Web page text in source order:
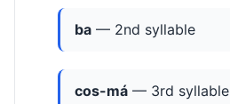
ba — 2nd syllable
cos-má — 3rd syllable